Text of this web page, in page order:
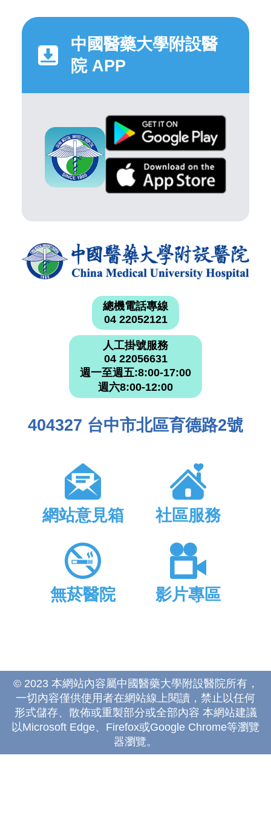
中國醫藥大學附設醫
院 APP
總機電話專線
04 22052121
人工掛號服務
04 22056631
週一至週五:8:00-17:00
週六8:00-12:00
404327 台中市北區育德路2號
網站意見箱 社區服務
無菸醫院 影片專區
© 2023 本網站內容屬中國醫藥大學附設醫院所有，
一切內容僅供使用者在網站線上閱讀，禁止以任何
形式儲存、散佈或重製部分或全部內容 本網站建議
以Microsoft Edge、Firefox或Google Chrome等瀏覽
器瀏覽。